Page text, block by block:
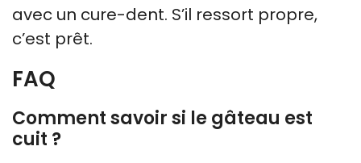
avec un cure-dent. S’il ressort propre,
c’est prêt.
FAQ
Comment savoir si le gâteau est
cuit ?